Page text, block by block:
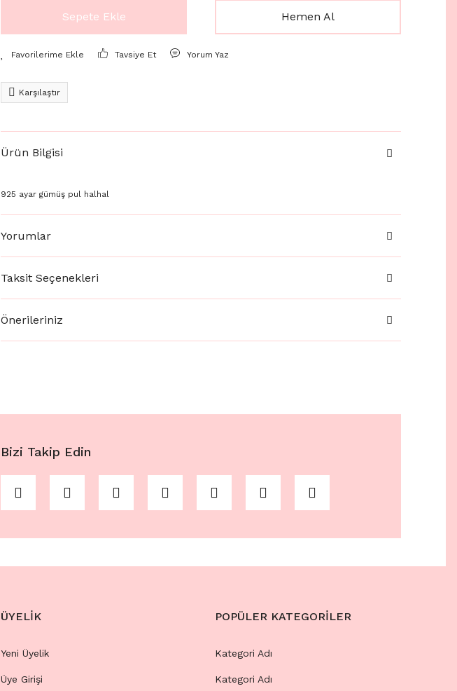
Sepete Ekle Hemen Al
Tavsiye Et Yorum Yaz
Karşılaştır
Ürün Bilgisi
925 ayar gümüş pul halhal
Yorumlar
Taksit Seçenekleri
Önerileriniz
Bizi Takip Edin
ÜYELİK
Yeni Üyelik
Üye Girişi
POPÜLER KATEGORİLER
Kategori Adı
Kategori Adı